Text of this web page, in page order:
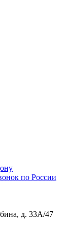
по России
д. 33А/47